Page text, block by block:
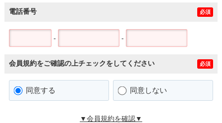
電話番号 必須
- -
会員規約をご確認の上チェックをしてください 必須
同意する 同意しない
▼会員規約を確認▼